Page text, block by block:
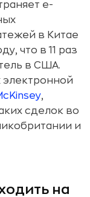
e-
в Китае
что в 11 раз
в США.
,
сделок во
и
на